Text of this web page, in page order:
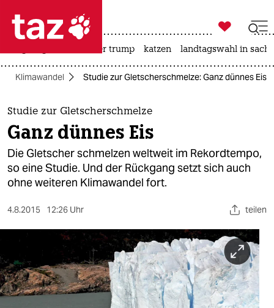
 taz zahl ich
taz zahl ich
themen
politik
öko
berlin
nord

taz zahl ich
usa unter trump katzen landtagswahl in
Klimawandel Studie zur Gletscherschmelze: Ganz dünnes Eis
Studie zur Gletscherschmelze
Ganz dünnes Eis
Die Gletscher schmelzen weltweit im Rekordtempo,
so eine Studie. Und der Rückgang setzt sich auch
ohne weiteren Klimawandel fort.
4.8.2015 12:26 Uhr teilen